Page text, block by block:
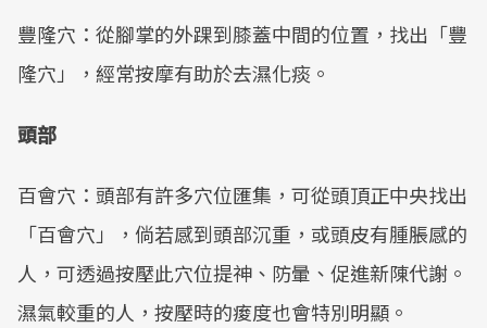
豐隆穴：從腳掌的外踝到膝蓋中間的位置，找出「豐
隆穴」，經常按摩有助於去濕化痰。
頭部
百會穴：頭部有許多穴位匯集，可從頭頂正中央找出
「百會穴」，倘若感到頭部沉重，或頭皮有腫脹感的
人，可透過按壓此穴位提神、防暈、促進新陳代謝。
濕氣較重的人，按壓時的痠度也會特別明顯。